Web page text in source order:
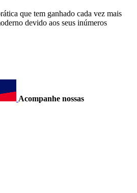
que tem ganhado cada vez mais
devido aos seus inúmeros
Acompanhe nossas